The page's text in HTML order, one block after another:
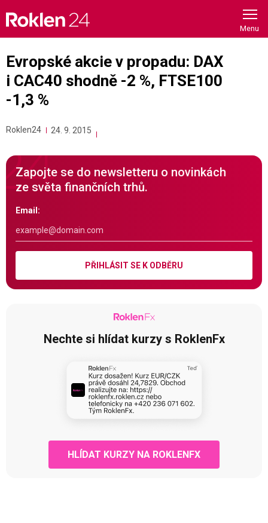
content
Evropské akcie v propadu: DAX
i CAC40 shodně -2 %, FTSE100
-1,3 %
Roklen24 24. 9. 2015
Zapojte se do newsletteru o novinkách
ze světa finančních trhů.
Email:
PŘIHLÁSIT SE K ODBĚRU
Nechte si hlídat kurzy s RoklenFx
HLÍDAT KURZY NA ROKLENFX